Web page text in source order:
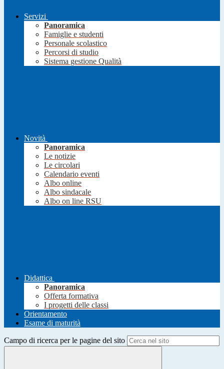
Servizi
Panoramica
Famiglie e studenti
Personale scolastico
Percorsi di studio
Sistema gestione Qualità
Novità
Panoramica
Le notizie
Le circolari
Calendario eventi
Albo online
Albo sindacale
Albo on line RSU
Didattica
Panoramica
Offerta formativa
I progetti delle classi
Orientamento
Esame di maturità
Campo di ricerca per le pagine del sito